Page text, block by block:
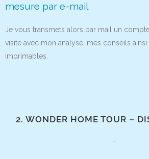
mesure par e-mail
Je vous transmets alors par mail un
visite avec mon analyse, mes conseils
imprimables.
2. WONDER HOME TOUR –
–